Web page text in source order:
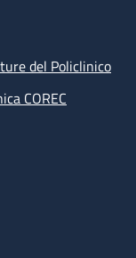
del Policlinico
COREC